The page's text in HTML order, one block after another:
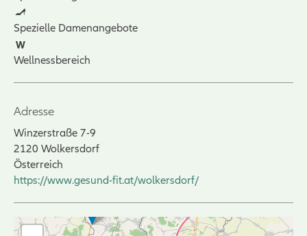
Spezielle Damenangebote
Wellnessbereich
Adresse
Winzerstraße 7-9
2120 Wolkersdorf
Österreich
https://www.gesund-fit.at/wolkersdorf/